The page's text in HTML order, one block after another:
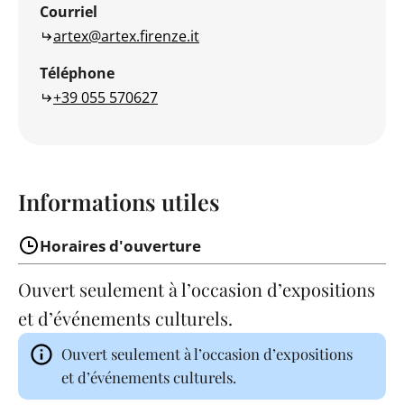
Courriel
artex@artex.firenze.it
Téléphone
+39 055 570627
Informations utiles
Horaires d'ouverture
Ouvert seulement à l’occasion d’expositions
et d’événements culturels.
Ouvert seulement à l’occasion d’expositions
et d’événements culturels.